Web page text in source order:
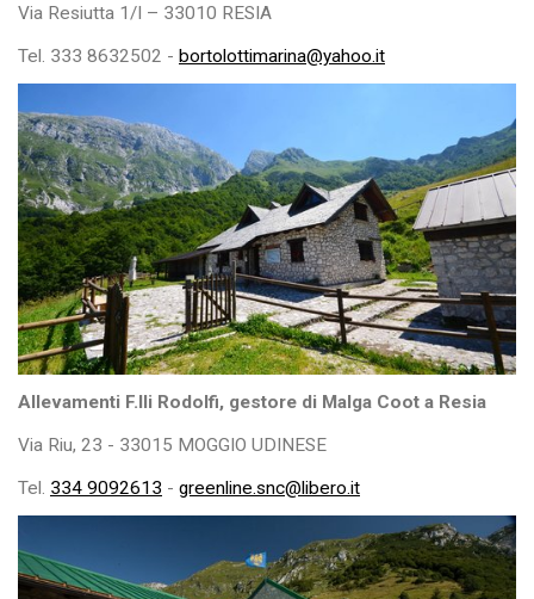
Via Resiutta 1/I – 33010 RESIA
Tel. 333 8632502 - bortolottimarina@yahoo.it
Allevamenti F.lli Rodolfi, gestore di Malga Coot a Resia
Via Riu, 23 - 33015 MOGGIO UDINESE
Tel. 334 9092613 - greenline.snc@libero.it